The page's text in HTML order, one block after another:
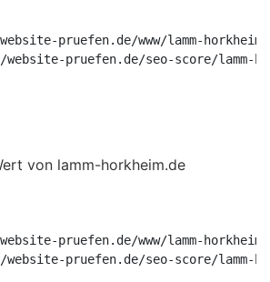
pruefen.de/www/lamm-
pruefen.de/seo-score/lamm-
pruefen.de/www/lamm-
pruefen.de/seo-score/lamm-